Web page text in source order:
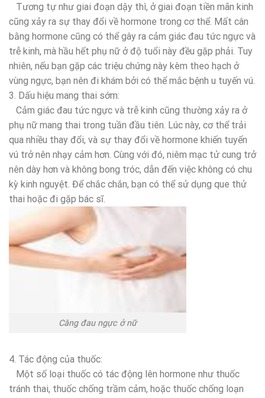
Tương tự như giai đoạn dậy thì, ở giai đoạn tiền mãn kinh
cũng xảy ra sự thay đổi về hormone trong cơ thể. Mất cân
bằng hormone cũng có thể gây ra cảm giác đau tức ngực và
trễ kinh, mà hầu hết phụ nữ ở độ tuổi này đều gặp phải. Tuy
nhiên, nếu bạn gặp các triệu chứng này kèm theo hạch ở
vùng ngực, bạn nên đi khám bởi có thể mắc bệnh u tuyến vú.
3. Dấu hiệu mang thai sớm:
Cảm giác đau tức ngực và trễ kinh cũng thường xảy ra ở
phụ nữ mang thai trong tuần đầu tiên. Lúc này, cơ thể trải
qua nhiều thay đổi, và sự thay đổi về hormone khiến tuyến
vú trở nên nhạy cảm hơn. Cùng với đó, niêm mạc tử cung trở
nên dày hơn và không bong tróc, dẫn đến việc không có chu
kỳ kinh nguyệt. Để chắc chắn, bạn có thể sử dụng que thử
thai hoặc đi gặp bác sĩ.
Căng đau ngực ở nữ
4. Tác động của thuốc:
Một số loại thuốc có tác động lên hormone như thuốc
tránh thai, thuốc chống trầm cảm, hoặc thuốc chống loạn